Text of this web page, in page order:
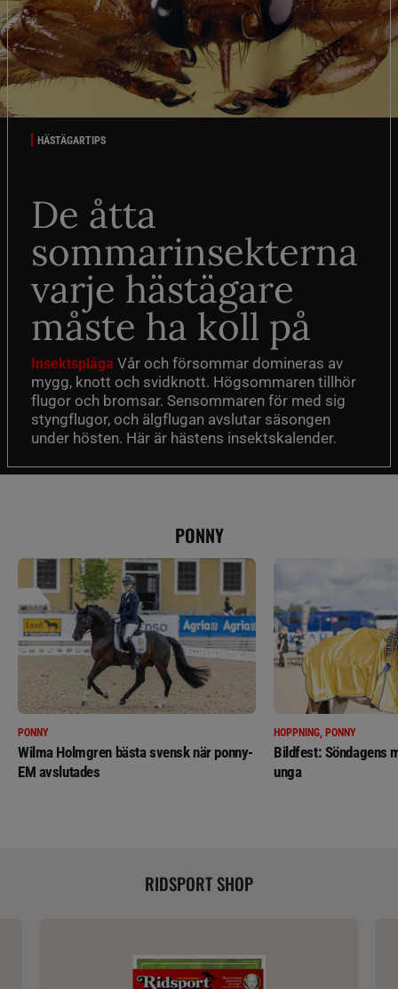
HÄSTÄGARTIPS
De åtta
sommarinsekterna
varje hästägare
måste ha koll på
Insektsplåga Vår och försommar domineras av
mygg, knott och svidknott. Högsommaren tillhör
flugor och bromsar. Sensommaren för med sig
styngflugor, och älgflugan avslutar säsongen
under hösten. Här är hästens insektskalender.
PONNY
PONNY
Wilma Holmgren bästa svensk när ponny-
EM avslutades
HOPPNING, PONNY
Bildfest: Söndagens
unga
RIDSPORT SHOP